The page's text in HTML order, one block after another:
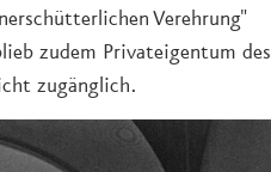
Verehrung"
zudem Privateigentum des
zugänglich.